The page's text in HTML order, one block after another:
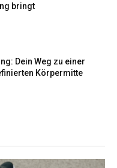
bringt
Dein Weg zu einer
Körpermitte